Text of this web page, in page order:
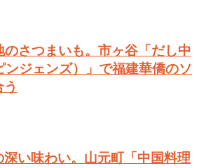
のさつまいも。市ヶ谷「だし中
ンジェンズ）」で福建華僑のソ
い味わい。山元町「中国料理